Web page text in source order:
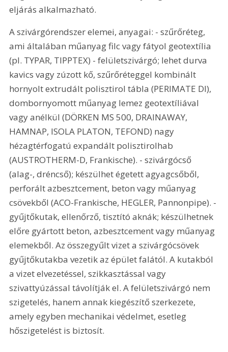
eljárás alkalmazható.
A szivárgórendszer elemei, anyagai: - szűrőréteg,
ami általában műanyag filc vagy fátyol geotextília
(pl. TYPAR, TIPPTEX) - felületszivárgó; lehet durva
kavics vagy zúzott kő, szűrőréteggel kombinált
hornyolt extrudált polisztirol tábla (PERIMATE DI),
dombornyomott műanyag lemez geotextíliával
vagy anélkül (DÖRKEN MS 500, DRAINAWAY,
HAMNAP, ISOLA PLATON, TEFOND) nagy
hézagtérfogatú expandált polisztirolhab
(AUSTROTHERM-D, Frankische). - szivárgócső
(alag-, dréncső); készülhet égetett agyagcsőből,
perforált azbesztcement, beton vagy műanyag
csövekből (ACO-Frankische, HEGLER, Pannonpipe). -
gyűjtőkutak, ellenőrző, tisztító aknák; készülhetnek
előre gyártott beton, azbesztcement vagy műanyag
elemekből. Az összegyűlt vizet a szivárgócsövek
gyűjtőkutakba vezetik az épület falától. A kutakból
a vizet elvezetéssel, szikkasztással vagy
szivattyúzással távolítják el. A felületszivárgó nem
szigetelés, hanem annak kiegészítő szerkezete,
amely egyben mechanikai védelmet, esetleg
hőszigetelést is biztosít.